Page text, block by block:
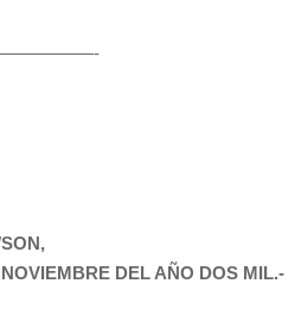
DEL AÑO DOS MIL.-